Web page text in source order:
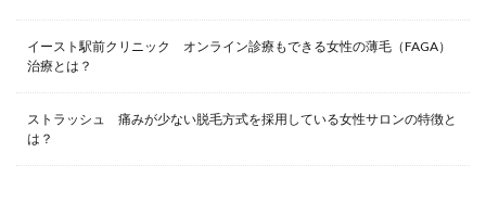
イースト駅前クリニック オンライン診療もできる女性の薄毛（FAGA）
治療とは？
ストラッシュ 痛みが少ない脱毛方式を採用している女性サロンの特徴と
は？